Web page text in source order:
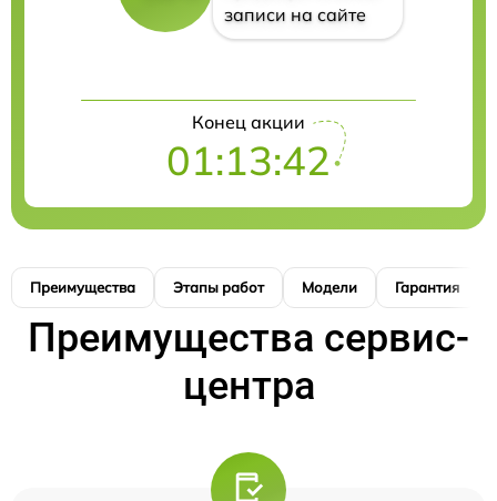
записи на сайте
Конец акции
01:13:41
Преимущества Этапы работ Модели Гарантия
Преимущества сервис-
центра